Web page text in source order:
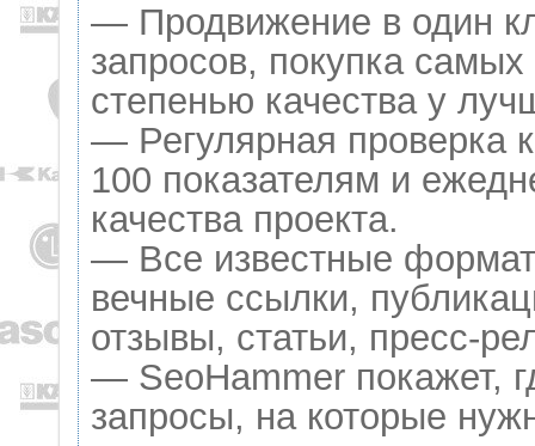
— Продвижение в один
запросов, покупка
степенью качества у
— Регулярная проверка
100 показателям и
качества проекта.
— Все известные
вечные ссылки,
отзывы, статьи, пресс-
— SeoHammer покажет,
запросы, на которые